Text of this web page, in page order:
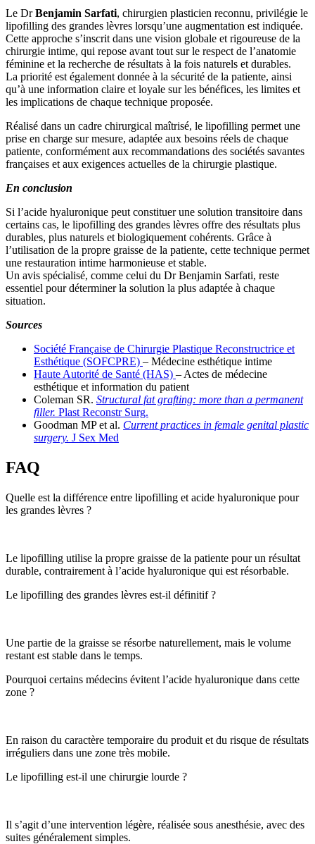
Le DrBenjamin Sarfati, chirurgien plasticien reconnu, privilégie le
lipofilling des grandes lèvres lorsqu’une augmentation est indiquée.
Cette approche s’inscrit dans une vision globale et rigoureuse de la
chirurgie intime, qui repose avant tout sur le respect de l’anatomie
féminine et la recherche de résultats à la fois naturels et durables.
La priorité est également donnée à la sécurité de la patiente, ainsi
qu’à une information claire et loyale sur les bénéfices, les limites et
les implications de chaque technique proposée.
Réalisé dans un cadre chirurgical maîtrisé, le lipofilling permet une
prise en charge sur mesure, adaptée aux besoins réels de chaque
patiente, conformément aux recommandations des sociétés savantes
françaises et aux exigences actuelles de la chirurgie plastique.
En conclusion
Si l’acide hyaluronique peut constituer une solution transitoire dans
certains cas, le lipofilling des grandes lèvres offre des résultats plus
durables, plus naturels et biologiquement cohérents. Grâce à
l’utilisation de la propre graisse de la patiente, cette technique permet
une restauration intime harmonieuse et stable.
Un avis spécialisé, comme celui du Dr Benjamin Sarfati, reste
essentiel pour déterminer la solution la plus adaptée à chaque
situation.
Sources
Société Française de Chirurgie Plastique Reconstructrice et
Esthétique (SOFCPRE) – Médecine esthétique intime
Haute Autorité de Santé (HAS) – Actes de médecine
esthétique et information du patient
Coleman SR. Structural fat grafting: more than a permanent
filler. Plast Reconstr Surg.
Goodman MP et al. Current practices in female genital plastic
surgery. J Sex Med
FAQ
Quelle est la différence entre lipofilling et acide hyaluronique pour
les grandes lèvres ?
Le lipofilling utilise la propre graisse de la patiente pour un résultat
durable, contrairement à l’acide hyaluronique qui est résorbable.
Le lipofilling des grandes lèvres est-il définitif ?
Une partie de la graisse se résorbe naturellement, mais le volume
restant est stable dans le temps.
Pourquoi certains médecins évitent l’acide hyaluronique dans cette
zone ?
En raison du caractère temporaire du produit et du risque de résultats
irréguliers dans une zone très mobile.
Le lipofilling est-il une chirurgie lourde ?
Il s’agit d’une intervention légère, réalisée sous anesthésie, avec des
suites généralement simples.